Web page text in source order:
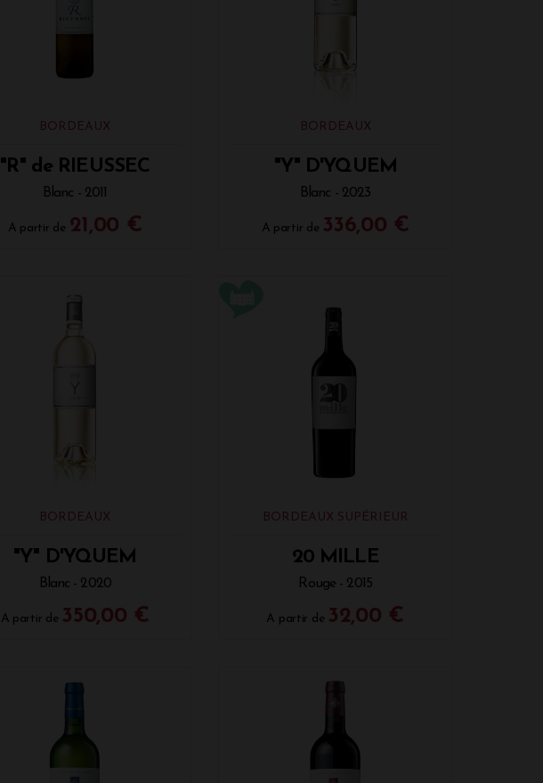
BORDEAUX
"R" de RIEUSSEC
Blanc - 2011
A partir de 21,00 €
BORDEAUX
"Y" D'YQUEM
Blanc - 2023
A partir de 336,00 €
BORDEAUX
"Y" D'YQUEM
Blanc - 2020
A partir de 350,00 €
BORDEAUX SUPÉRIEUR
20 MILLE
Rouge - 2015
A partir de 32,00 €